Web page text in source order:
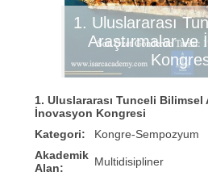
1. Uluslararası
Araştırmalar ve
1. Uluslararası Tunceli Bilimsel
İnovasyon Kongresi
Kategori:
Kongre-Sempozyum
Akademik
Alan:
Multidisipliner